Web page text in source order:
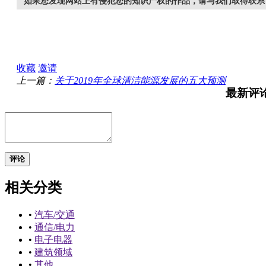
收藏 邀请
上一篇： 关于2019年全球清洁能源发展的五大预测
最新评
评论
相关分类
• 汽车/交通
• 通信/电力
• 电子电器
• 建筑领域